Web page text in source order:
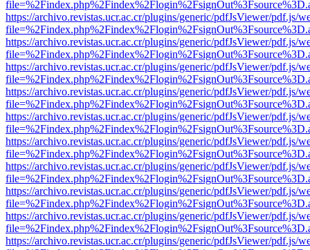
https://archivo.revistas.ucr.ac.cr/plugins/generic/pdfJsViewer/pdf.js/
https://archivo.revistas.ucr.ac.cr/plugins/generic/pdfJsViewer/pdf.js/
https://archivo.revistas.ucr.ac.cr/plugins/generic/pdfJsViewer/pdf.js/
https://archivo.revistas.ucr.ac.cr/plugins/generic/pdfJsViewer/pdf.js/
https://archivo.revistas.ucr.ac.cr/plugins/generic/pdfJsViewer/pdf.js/
https://archivo.revistas.ucr.ac.cr/plugins/generic/pdfJsViewer/pdf.js/
https://archivo.revistas.ucr.ac.cr/plugins/generic/pdfJsViewer/pdf.js/
https://archivo.revistas.ucr.ac.cr/plugins/generic/pdfJsViewer/pdf.js/
https://archivo.revistas.ucr.ac.cr/plugins/generic/pdfJsViewer/pdf.js/
https://archivo.revistas.ucr.ac.cr/plugins/generic/pdfJsViewer/pdf.js/